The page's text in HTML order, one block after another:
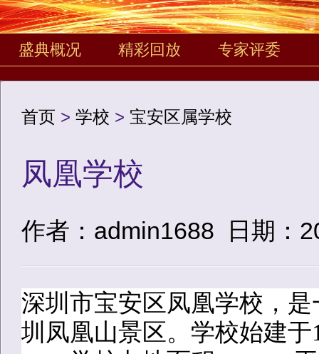
盛典概况 精彩回放 专家评委
首页 > 学校 > 宝安区属学校
凤凰学校
作者：admin1688 日期：
深圳市宝安区凤凰学校，
圳凤凰山景区。学校始